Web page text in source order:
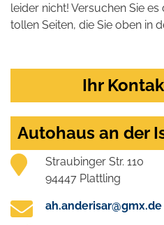
leider nicht! Versuchen Sie
tollen Seiten, die Sie oben in
Ihr
Autohaus an der
Straubinger Str. 110
94447 Plattling
ah.anderisar@gmx.de